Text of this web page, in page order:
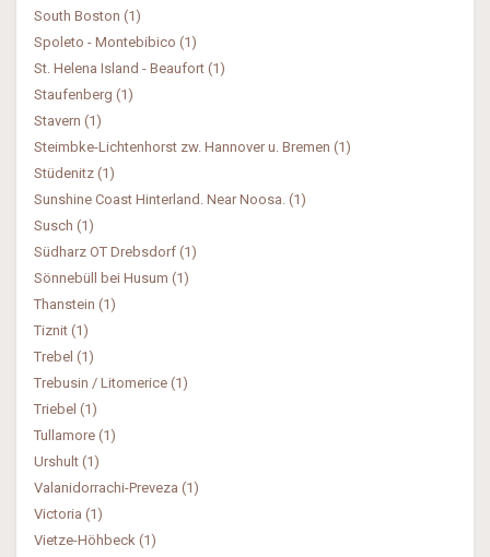
South Boston (1)
Spoleto - Montebibico (1)
St. Helena Island - Beaufort (1)
Staufenberg (1)
Stavern (1)
Steimbke-Lichtenhorst zw. Hannover u. Bremen (1)
Stüdenitz (1)
Sunshine Coast Hinterland. Near Noosa. (1)
Susch (1)
Südharz OT Drebsdorf (1)
Sönnebüll bei Husum (1)
Thanstein (1)
Tiznit (1)
Trebel (1)
Trebusin / Litomerice (1)
Triebel (1)
Tullamore (1)
Urshult (1)
Valanidorrachi-Preveza (1)
Victoria (1)
Vietze-Höhbeck (1)